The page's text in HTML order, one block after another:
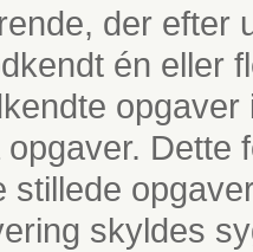
der efter
én eller
stillede
skyldes